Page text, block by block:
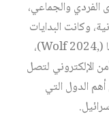
الفردي والجماعي،
وكانت البدايات
تتعلق بفصل الأفراد والمؤسسات عن بياناتها (,Wolf 2024)،
الإلكتروني لتصل
الدول التي